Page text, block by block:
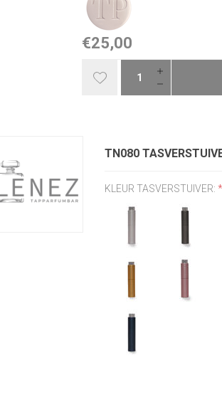
€25,00
TN080
KLEUR TASVERSTUIVER:*